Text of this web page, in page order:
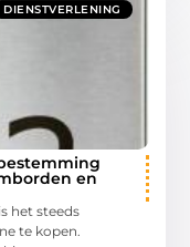
DIENSTVERLENING
en
het steeds
te kopen.